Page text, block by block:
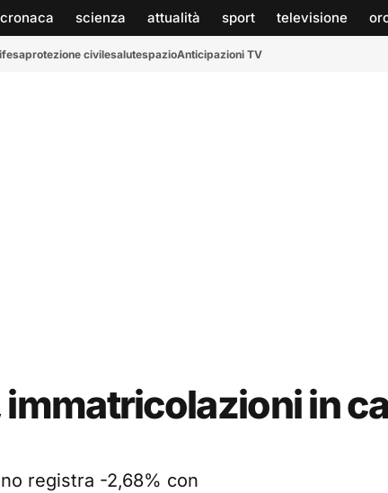
cronaca scienza attualità sport televisione
protezione civilesalutespazioAnticipazioni TV
immatricolazioni in
registra -2,68% con